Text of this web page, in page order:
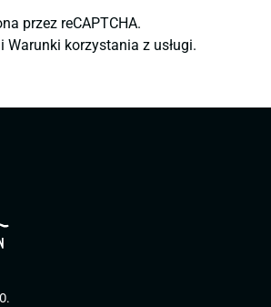
przez reCAPTCHA.
i Warunki korzystania z usługi.